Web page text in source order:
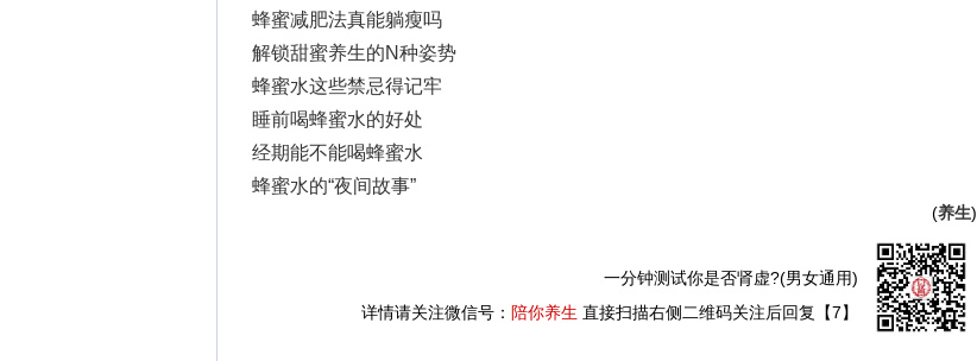
蜂蜜减肥法真能躺瘦吗
解锁甜蜜养生的N种姿势
蜂蜜水这些禁忌得记牢
睡前喝蜂蜜水的好处
经期能不能喝蜂蜜水
蜂蜜水的“夜间故事”
(养生)
一分钟测试你是否肾虚?(男女通用)
详情请关注微信号： 陪你养生 直接扫描右侧二维码关注后回复【7】